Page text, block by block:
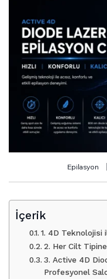
Epilasyon
İçerik
1. 4D Teknolojisi
2. Her Cilt
3. Active 4D
Profesyonel